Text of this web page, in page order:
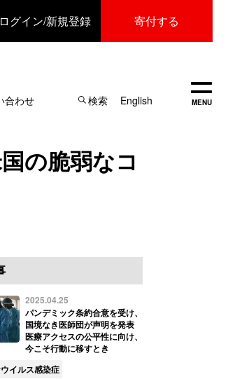
MENU
開く
ログイン/新規登録 寄付する
合わせ 検索 English
の脆弱なコ
2025.04.25
パンデミック条約合意を受け、
国境なき医師団が声明を発表
医療アクセスの公平性に向け、
今こそ行動に移すとき
イルス感染症